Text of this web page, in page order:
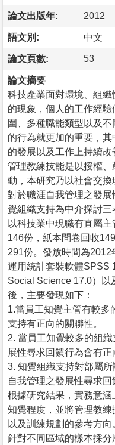
論文出版年: 2012
語文別: 中文
論文頁數: 53
論文摘要
科技產業面對環境、組
的現象，個人的工作經
圍、多種職能類型以及
的行為就更加的重要，
的發展以及工作上持續改
管理教練技能是以授權
動，本研究乃以社會交
對於職涯自我管理之發
覺組織支持為中介探討三
以科技業中現職有直屬
146份，紙本問卷回收
291份。發放時間為2012
運用統計套裝軟體SPSS
Social Science 17.0）以
後，主要發現如下：
1.當員工知覺主管有較多
支持有正向的關聯性。
2. 當員工知覺較多的組
展性尋求回饋行為會有正
3. 知覺組織支持對部屬
自我管理之發展性尋求回
根據研究結果，實務意
知覺程度，並將管理教
以及訓練規劃的參考方
針對不同區域的樣本採